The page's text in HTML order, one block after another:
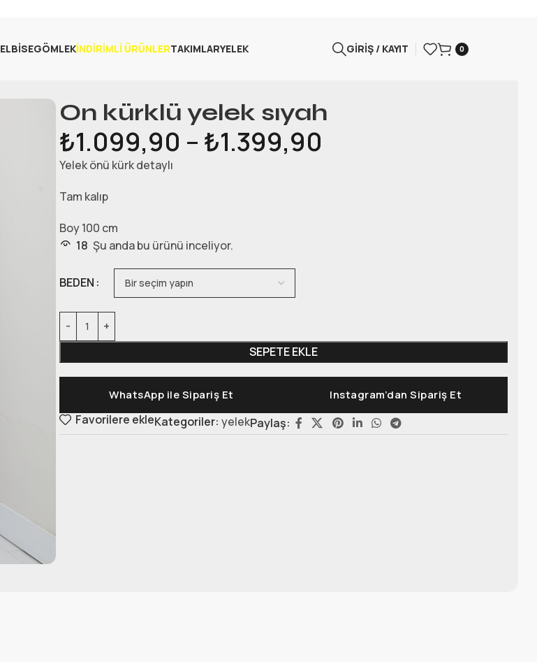
ELBISEGÖMLEKİNDIRIMLI ÜRÜNLERTAKIMLARYELEK GIRIŞ / KAYIT 0
On kürklü yelek sıyah
₺1.099,90 – ₺1.399,90
Yelek önü kürk detaylı
Tam kalıp
Boy 100 cm
18 Şu anda bu ürünü inceliyor.
BEDEN
SEPETE EKLE
WhatsApp ile Sipariş Et Instagram’dan Sipariş Et
Favorilere ekleKategoriler: yelekPaylaş: